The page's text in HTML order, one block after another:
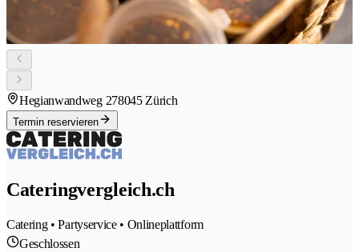
Hegianwandweg 278045 Zürich
Termin reservieren
Cateringvergleich.ch
Catering • Partyservice • Onlineplattform
Geschlossen